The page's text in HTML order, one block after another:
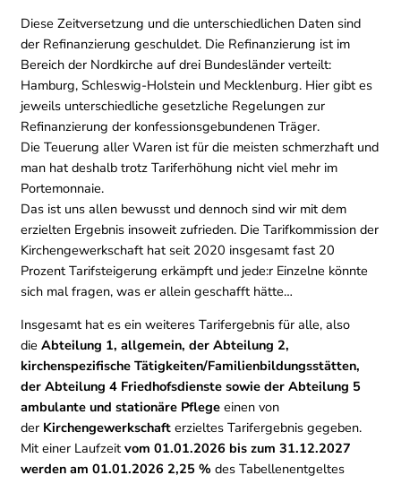
Diese Zeitversetzung und die unterschiedlichen Daten sind
der Refinanzierung geschuldet. Die Refinanzierung ist im
Bereich der Nordkirche auf drei Bundesländer verteilt:
Hamburg, Schleswig-Holstein und Mecklenburg. Hier gibt es
jeweils unterschiedliche gesetzliche Regelungen zur
Refinanzierung der konfessionsgebundenen Träger.
Die Teuerung aller Waren ist für die meisten schmerzhaft und
man hat deshalb trotz Tariferhöhung nicht viel mehr im
Portemonnaie.
Das ist uns allen bewusst und dennoch sind wir mit dem
erzielten Ergebnis insoweit zufrieden. Die Tarifkommission der
Kirchengewerkschaft hat seit 2020 insgesamt fast 20
Prozent Tarifsteigerung erkämpft und jede:r Einzelne könnte
sich mal fragen, was er allein geschafft hätte…
Insgesamt hat es ein weiteres Tarifergebnis für alle, also
die Abteilung 1, allgemein, der Abteilung 2,
kirchenspezifische Tätigkeiten/Familienbildungsstätten,
der Abteilung 4 Friedhofsdienste sowie der Abteilung 5
ambulante und stationäre Pflegeeinen von
der Kirchengewerkschafterzieltes Tarifergebnis gegeben.
Mit einer Laufzeit vom 01.01.2026 bis zum 31.12.2027
werden am 01.01.2026 2,25 % des Tabellenentgeltes